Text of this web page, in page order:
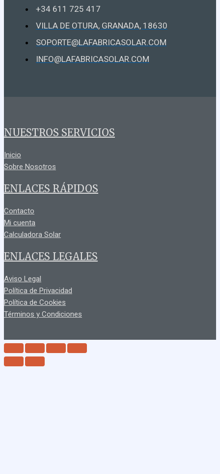
+34 611 725 417
VILLA DE OTURA, GRANADA, 18630
SOPORTE@LAFABRICASOLAR.COM
INFO@LAFABRICASOLAR.COM
NUESTROS SERVICIOS
Inicio
Sobre Nosotros
ENLACES RÁPIDOS
Contacto
Mi cuenta
Calculadora Solar
ENLACES LEGALES
Aviso Legal
Política de Privacidad
Política de Cookies
Términos y Condiciones